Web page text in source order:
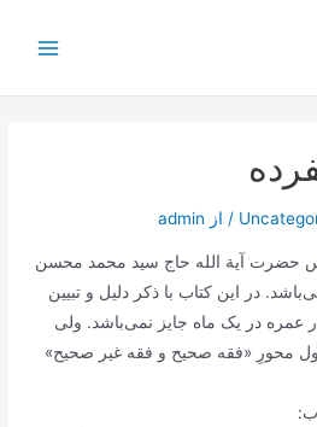
/ از admin
حضرت آیة الله حاج سید محمد محسن
در این کتاب با ذکر دلیل و تبیین
عمره در یک ماه جایز نمی‌باشد. ولی
محورِ «فقه صحیح و فقه غیر صحیح»